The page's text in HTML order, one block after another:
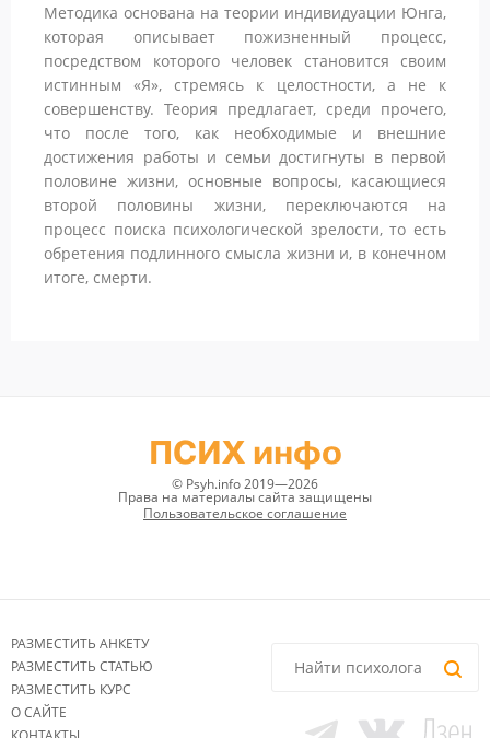
Методика основана на теории индивидуации Юнга,
которая описывает пожизненный процесс,
посредством которого человек становится своим
истинным «Я», стремясь к целостности, а не к
совершенству. Теория предлагает, среди прочего,
что после того, как необходимые и внешние
достижения работы и семьи достигнуты в первой
половине жизни, основные вопросы, касающиеся
второй половины жизни, переключаются на
процесс поиска психологической зрелости, то есть
обретения подлинного смысла жизни и, в конечном
итоге, смерти.
ПСИХ инфо
© Psyh.info 2019—2026
Права на материалы сайта защищены
Пользовательское соглашение
РАЗМЕСТИТЬ АНКЕТУ
РАЗМЕСТИТЬ СТАТЬЮ
РАЗМЕСТИТЬ КУРС
О САЙТЕ